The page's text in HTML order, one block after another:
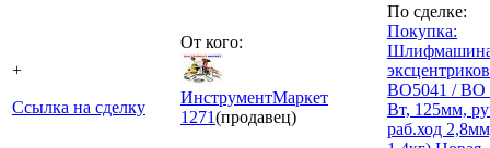
+
Ссылка на сделку
От кого:
ИнструментМаркет
1271(продавец)
По сделке:
Покупка:
BO5041 / BO
Вт, 125мм,
раб.ход